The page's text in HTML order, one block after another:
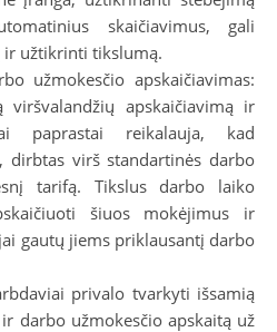
skaičiavimus, gali
ir užtikrinti tikslumą.
užmokesčio apskaičiavimas:
apskaičiavimą ir
paprastai reikalauja, kad
dirbtas virš standartinės darbo
tarifą. Tikslus darbo laiko
šiuos mokėjimus ir
gautų jiems priklausantį darbo
privalo tvarkyti išsamią
darbo užmokesčio apskaitą už